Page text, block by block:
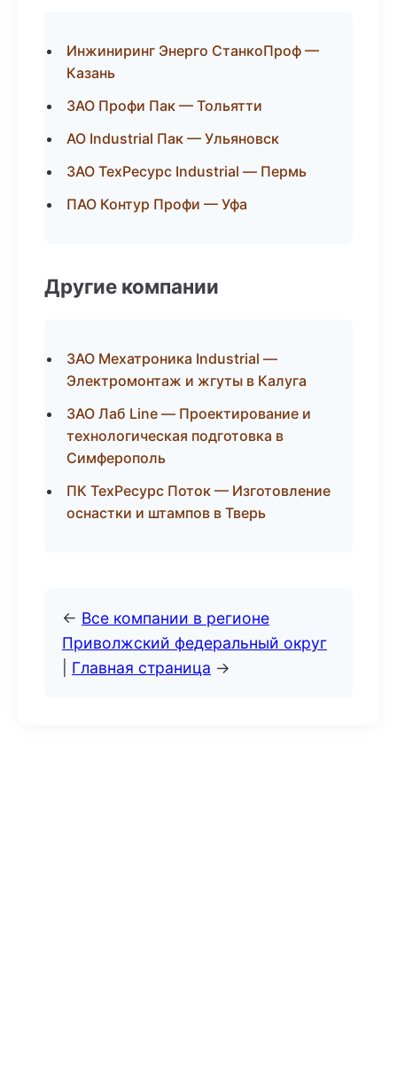
Инжиниринг Энерго СтанкоПроф —
Казань
ЗАО Профи Пак — Тольятти
АО Industrial Пак — Ульяновск
ЗАО ТехРесурс Industrial — Пермь
ПАО Контур Профи — Уфа
Другие компании
ЗАО Мехатроника Industrial —
Электромонтаж и жгуты в Калуга
ЗАО Лаб Line — Проектирование и
технологическая подготовка в
Симферополь
ПК ТехРесурс Поток — Изготовление
оснастки и штампов в Тверь
← Все компании в регионе
Приволжский федеральный округ
Главная страница →